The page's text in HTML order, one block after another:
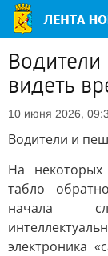
видеть
10 июня 2026,
Водители и
На
табло
начала
электроника